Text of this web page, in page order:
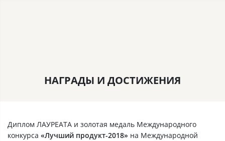
НАГРАДЫ И ДОСТИЖЕНИЯ
Диплом ЛАУРЕАТА и золотая медаль Международного
конкурса «Лучший продукт-2018» на Международной